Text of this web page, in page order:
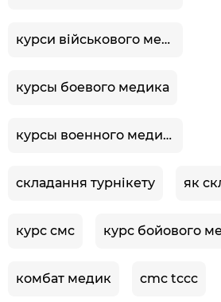
курси військового медика
курсы боевого медика
курсы военного медика
складання турнікету як
курс смс курс бойового
комбат медик cmc tccc